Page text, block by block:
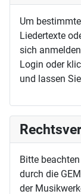
Um
Liedertexte
sich
Login oder
und lassen
Bitte
durch die
der